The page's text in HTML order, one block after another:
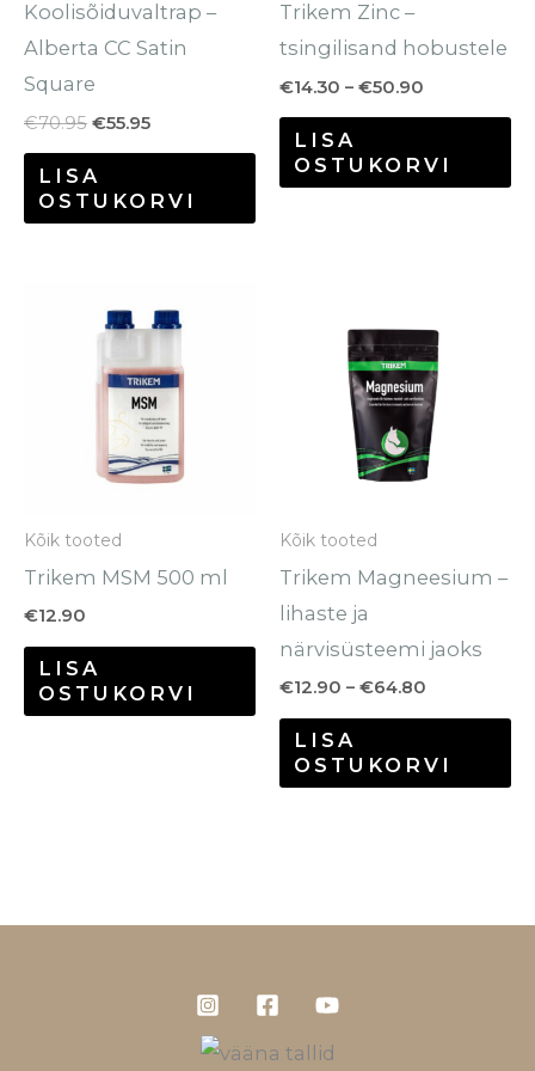
Koolisõiduvaltrap –
Alberta CC Satin
Square
€70.95 €55.95
LISA
OSTUKORVI
Trikem Zinc –
tsingilisand hobustele
€14.30 – €50.90
LISA
OSTUKORVI
Kõik tooted
Trikem MSM 500 ml
€12.90
LISA
OSTUKORVI
Kõik tooted
Trikem Magneesium –
lihaste ja
närvisüsteemi jaoks
€12.90 – €64.80
kuni
€64.80
LISA
OSTUKORVI